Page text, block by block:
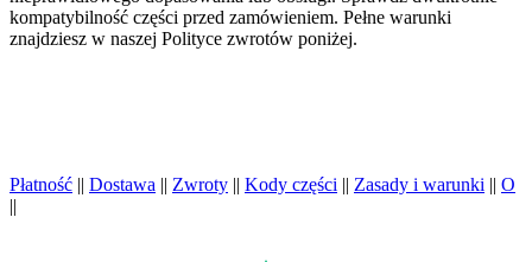
kompatybilność części przed zamówieniem. Pełne warunki
znajdziesz w naszej Polityce zwrotów poniżej.
Płatność || Dostawa || Zwroty || Kody części || Zasady i warunki || O
||